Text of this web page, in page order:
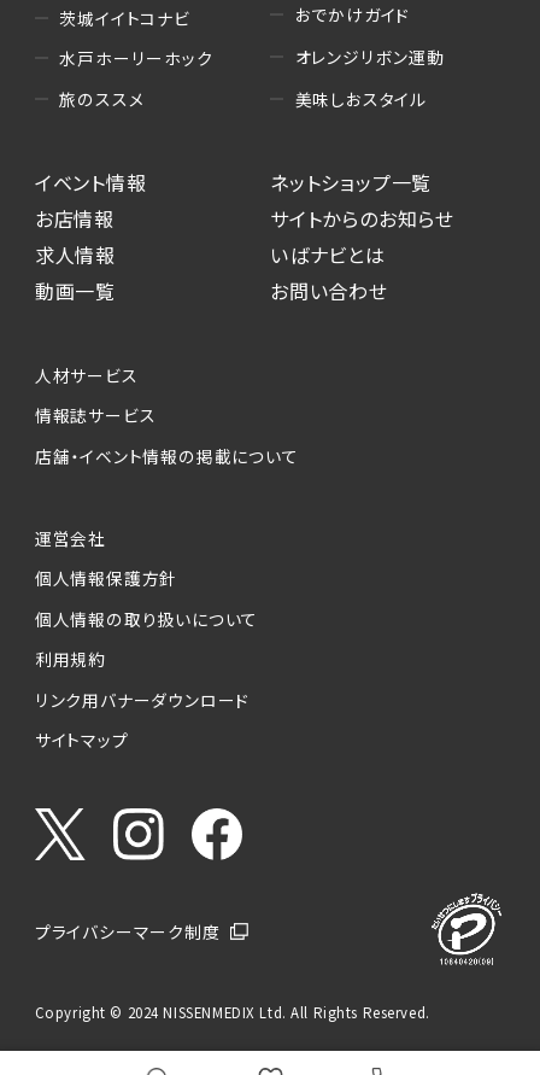
茨城イイトコナビ
水戸ホーリーホック
旅のススメ
おでかけガイド
オレンジリボン運動
美味しおスタイル
イベント情報
お店情報
求人情報
動画一覧
ネットショップ一覧
サイトからのお知らせ
いばナビとは
お問い合わせ
人材サービス
情報誌サービス
店舗・イベント情報の掲載について
運営会社
個人情報保護方針
個人情報の取り扱いについて
利用規約
リンク用バナーダウンロード
サイトマップ
プライバシーマーク制度
Copyright © 2024 NISSENMEDIX Ltd. All Rights Reserved.